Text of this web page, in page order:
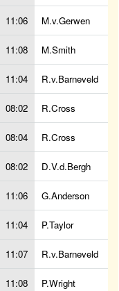
11:06 M.v.Gerwen
11:08 M.Smith
11:04 R.v.Barneveld
08:02 R.Cross
08:04 R.Cross
08:02 D.V.d.Bergh
11:06 G.Anderson
11:04 P.Taylor
11:07 R.v.Barneveld
11:08 P.Wright